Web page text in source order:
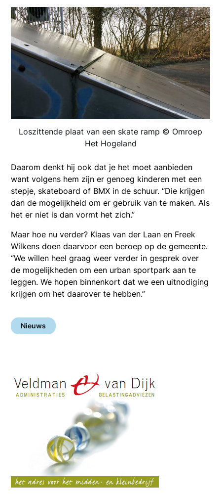
Loszittende plaat van een skate ramp © Omroep
Het Hogeland
Daarom denkt hij ook dat je het moet aanbieden
want volgens hem zijn er genoeg kinderen met een
stepje, skateboard of BMX in de schuur. “Die krijgen
dan de mogelijkheid om er gebruik van te maken. Als
het er niet is dan vormt het zich.”
Maar hoe nu verder? Klaas van der Laan en Freek
Wilkens doen daarvoor een beroep op de gemeente.
“We willen heel graag weer verder in gesprek over
de mogelijkheden om een urban sportpark aan te
leggen. We hopen binnenkort dat we een uitnodiging
krijgen om het daarover te hebben.”
Nieuws